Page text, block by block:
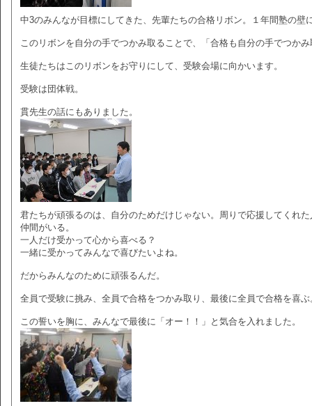
中3のみんなが目標にしてきた、先輩たちの合格リボン。１年間塾の壁
このリボンを自分の手でつかみ取ることで、「合格も自分の手でつか
生徒たちはこのリボンをお守りにして、受験会場に向かいます。
受験は団体戦。
貫先生の話にもありました。
君たちが頑張るのは、自分のためだけじゃない。周りで応援してくれ
仲間がいる。
一人だけ受かって心から喜べる？
一緒に受かってみんなで喜びたいよね。
だからみんなのために頑張るんだ。
全員で受験に挑み、全員で合格をつかみ取り、最後に全員で合格を喜ぶ
この誓いを胸に、みんなで最後に「オー！！」と気合を入れました。